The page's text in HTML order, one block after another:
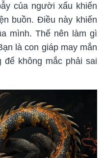
của người xấu khiến
buồn. Điều này khiến
mình. Thế nên làm gì
là con giáp may mắn
để không mắc phải sai